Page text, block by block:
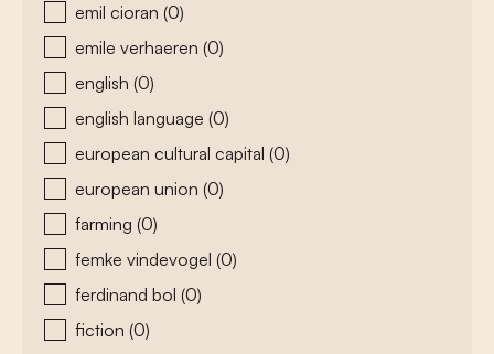
emil cioran (0)
emile verhaeren (0)
english (0)
english language (0)
european cultural capital (0)
european union (0)
farming (0)
femke vindevogel (0)
ferdinand bol (0)
fiction (0)